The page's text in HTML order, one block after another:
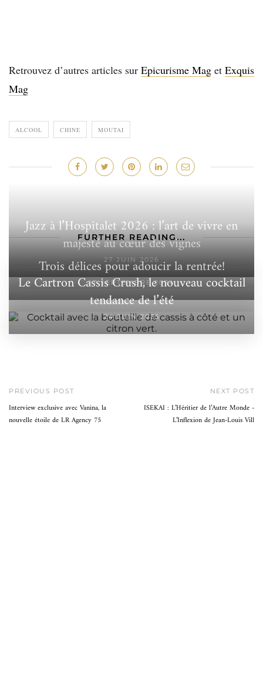
Retrouvez d’autres articles sur Epicurisme Mag et Exquis
Mag
ALCOOL CHINE MOUTAI
FURTHER READING...
Jazz à l’Hospitalet 2026 : l’art de vivre en
majesté au cœur des vignes
27 JUIN 2026
Trois délices pour adoucir la rentrée!
17 SEPTEMBRE 2024
Le Cartron Cassis Crush, le nouveau cocktail
tendance de l’été
24 JUIN 2025
PREVIOUS POST
Interview exclusive avec Vanina, la
nouvelle étoile de LR Agency 75
NEXT POST
ISEKAI : L’Héritier de l’Autre Monde -
L’Inflexion de Jean-Louis Vill